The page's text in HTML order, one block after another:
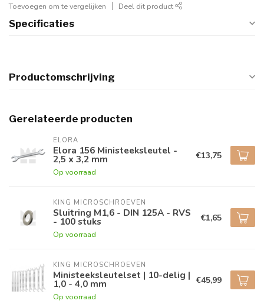
Toevoegen om te vergelijken Deel dit product
Specificaties
Productomschrijving
Gerelateerde producten
ELORA
Elora 156 Ministeeksleutel -
2,5 x 3,2 mm
Op voorraad
€13,75
KING MICROSCHROEVEN
Sluitring M1,6 - DIN 125A - RVS
- 100 stuks
Op voorraad
€1,65
KING MICROSCHROEVEN
Ministeeksleutelset | 10-delig |
1,0 - 4,0 mm
Op voorraad
€45,99